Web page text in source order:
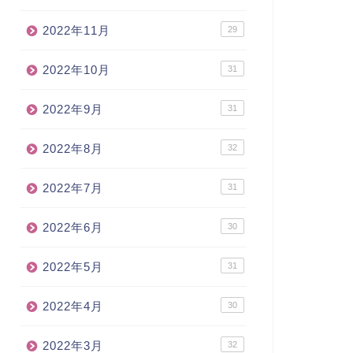
2022年11月 29
2022年10月 31
2022年9月 31
2022年8月 32
2022年7月 31
2022年6月 30
2022年5月 31
2022年4月 30
2022年3月 32